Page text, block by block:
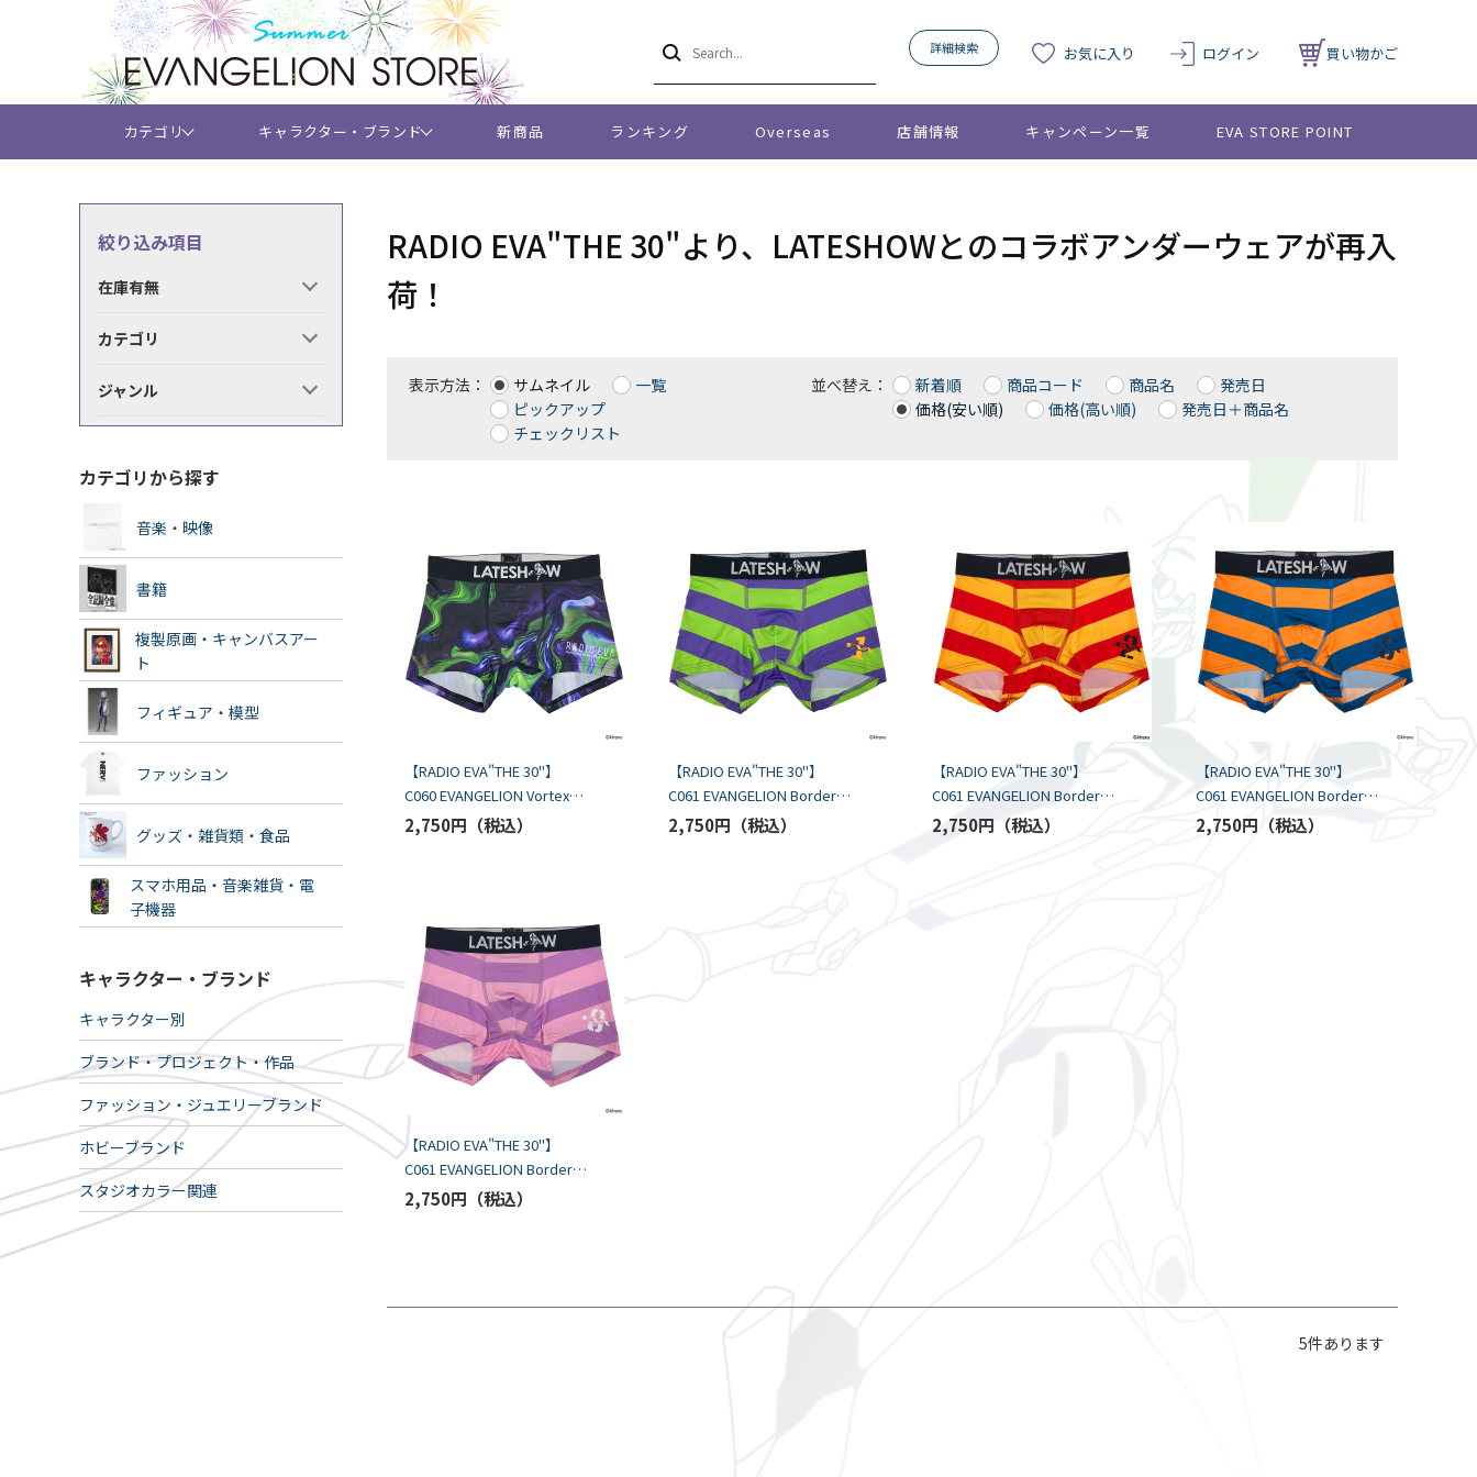
詳細検索 お気に入り ログイン 買い物かご
カテゴリ キャラクター・ブランド 新商品 ランキング Overseas 店舗情報 キャンペーン一覧 EVA STORE POINT
絞り込み項目
在庫有無
カテゴリ
ジャンル
カテゴリから探す
音楽・映像
書籍
複製原画・キャンバスアー
ト
フィギュア・模型
ファッション
グッズ・雑貨類・食品
スマホ用品・音楽雑貨・電
子機器
キャラクター・ブランド
キャラクター別
ブランド・プロジェクト・作品
ファッション・ジュエリーブランド
ホビーブランド
スタジオカラー関連
RADIO EVA"THE 30"より、LATESHOWとのコラボアンダーウェアが再入
荷！
表示方法： サムネイル
一覧
ピックアップ
チェックリスト
並べ替え： 新着順 商品コード 商品名
発売日
価格(安い順)
価格(高い順) 発売日＋商品名
【RADIO EVA"THE 30"】
C060 EVANGELION Vortex
Boxer by
LATESHOW/PURPLE
2,750円
【RADIO EVA"THE 30"】
C061 EVANGELION Border
Boxer by
LATESHOW/PURPLE
2,750円
【RADIO EVA"THE 30"】
C061 EVANGELION Border
Boxer by LATESHOW/RED
2,750円
【RADIO EVA"THE 30"】
C061 EVANGELION Border
Boxer by LATESHOW/NAVY
2,750円
【RADIO EVA"THE 30"】
C061 EVANGELION Border
Boxer by LATESHOW/PINK
2,750円
5件あります